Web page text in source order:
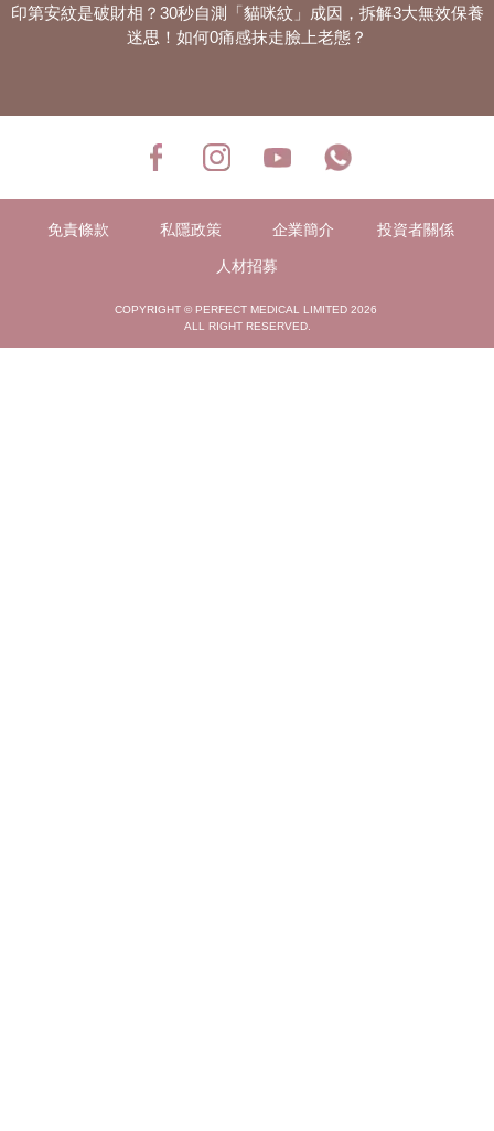
印第安紋是破財相？30秒自測「貓咪紋」成因，拆解3大無效保養
迷思！如何0痛感抹走臉上老態？
免責條款 私隱政策 企業簡介 投資者關係
人材招募
COPYRIGHT © PERFECT MEDICAL LIMITED 2026
ALL RIGHT RESERVED.